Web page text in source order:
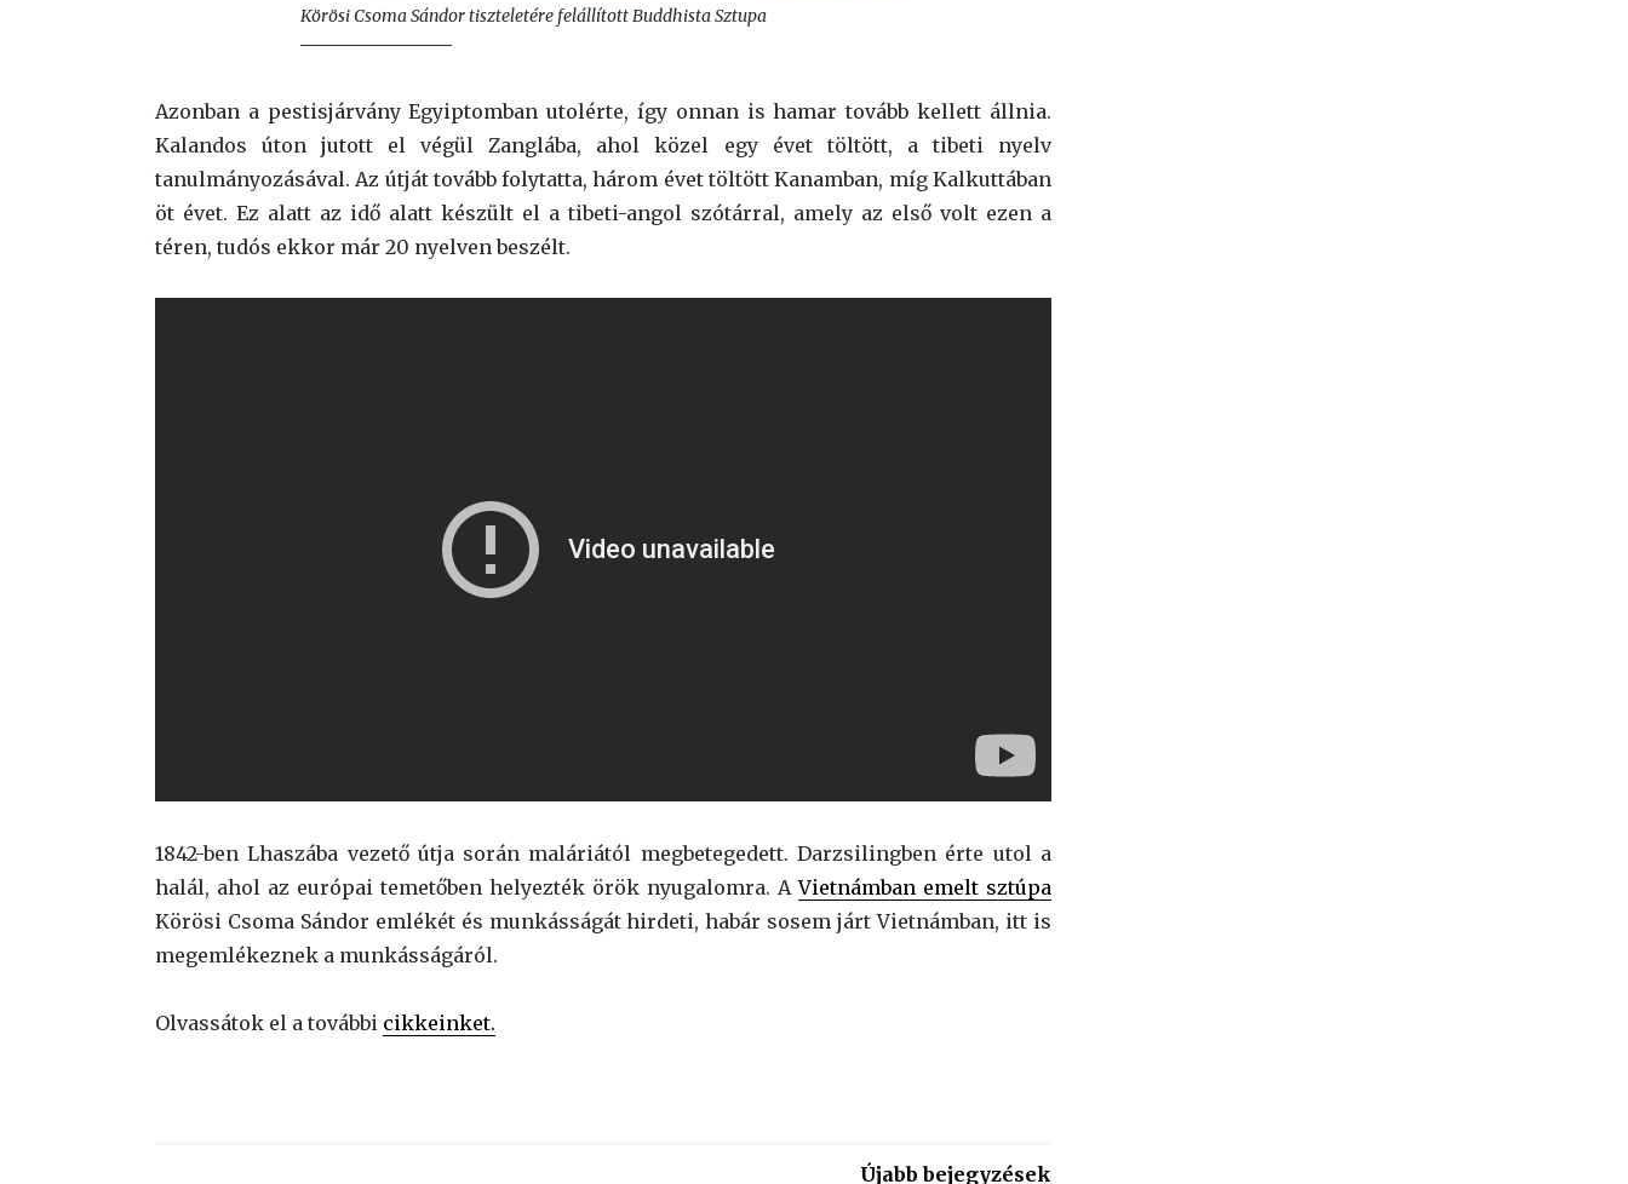
Körösi Csoma Sándor tiszteletére felállított Buddhista Sztupa
Azonban a pestisjárvány Egyiptomban utolérte, így onnan is hamar tovább kellett állnia.
Kalandos úton jutott el végül Zanglába, ahol közel egy évet töltött, a tibeti nyelv
tanulmányozásával. Az útját tovább folytatta, három évet töltött Kanamban, míg Kalkuttában
öt évet. Ez alatt az idő alatt készült el a tibeti-angol szótárral, amely az első volt ezen a
téren, tudós ekkor már 20 nyelven beszélt.
1842-ben Lhaszába vezető útja során maláriától megbetegedett. Darzsilingben érte utol a
halál, ahol az európai temetőben helyezték örök nyugalomra. AVietnámban emelt sztúpa
Körösi Csoma Sándor emlékét és munkásságát hirdeti, habár sosem járt Vietnámban, itt is
megemlékeznek a munkásságáról.
Olvassátok el a további cikkeinket.
Újabb bejegyzések